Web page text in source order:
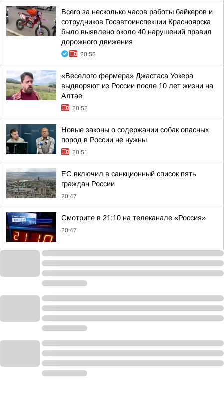
Всего за несколько часов работы байкеров и
сотрудников Госавтоинспекции Красноярска
было выявлено около 40 нарушений правил
дорожного движения
20:56
«Веселого фермера» Джастаса Уокера
выдворяют из России после 10 лет жизни на
Алтае
20:52
Новые законы о содержании собак опасных
пород в России не нужны
20:51
ЕС включил в санкционный список пять
граждан России
20:47
Смотрите в 21:10 на телеканале «Россия»
20:47